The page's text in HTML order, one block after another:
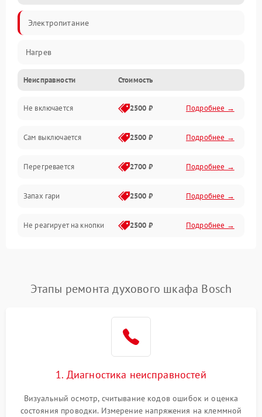
Электропитание
Нагрев
Неисправности Стоимость
Не включается 2500 ₽ Подробнее →
Сам выключается 2500 ₽ Подробнее →
Перегревается 2700 ₽ Подробнее →
Запах гари 2500 ₽ Подробнее →
Не реагирует на кнопки 2500 ₽ Подробнее →
Этапы ремонта духового шкафа Bosch
1. Диагностика неисправностей
Визуальный осмотр, считывание кодов ошибок и оценка
состояния проводки. Измерение напряжения на клеммной